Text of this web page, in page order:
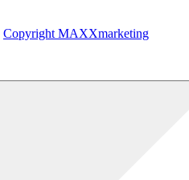
Copyright MAXXmarketing